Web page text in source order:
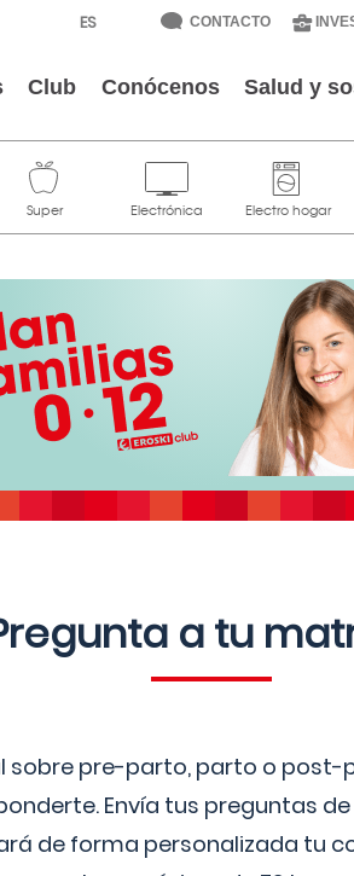
CONTACTO
Club Conócenos Salud y
a tu
sobre pre-parto, parto o
Envía tus preguntas
de forma personalizada tu